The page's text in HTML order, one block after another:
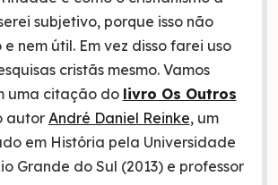
subjetivo, porque isso não
nem útil. Em vez disso farei uso
cristãs mesmo. Vamos
uma citação do livro Os Outros
autor André Daniel Reinke, um
em História pela Universidade
Grande do Sul (2013) e professor